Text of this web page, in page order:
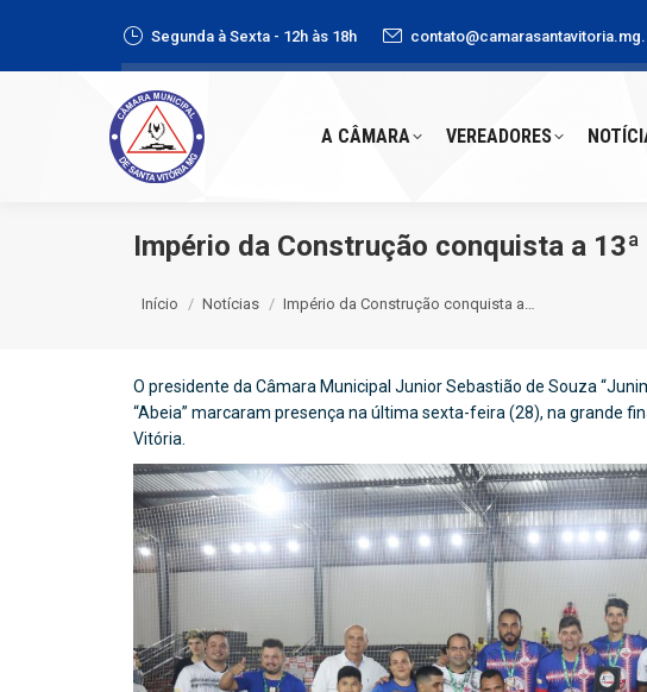
Segunda à Sexta - 12h às 18h
A CÂMARA VEREADORES
Império da Construção conquista a
Início Notícias Império da Construção conquista a…
O presidente da Câmara Municipal Junior Sebastião de Souza
“Abeia” marcaram presença na última sexta-feira (28), na grande
Vitória.
A CÂMARA VEREADORES